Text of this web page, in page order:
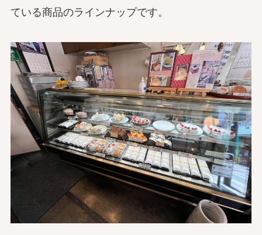
ている商品のラインナップです。